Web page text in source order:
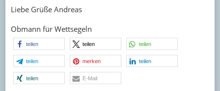
Liebe Grüße Andreas
Obmann für Wettsegeln
teilen teilen teilen
teilen merken teilen
teilen E-Mail